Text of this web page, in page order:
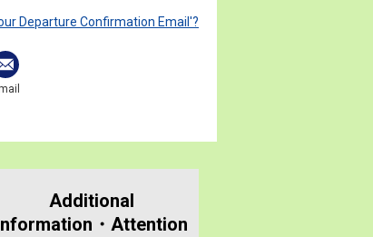
Departure Confirmation Email'?
Additional
・ Attention